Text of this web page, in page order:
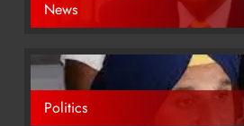
News
Politics